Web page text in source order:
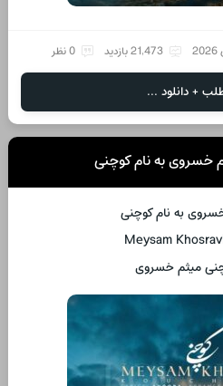
21,473 بازدید 0 نظر
+ دانلود ...
خسروی به نام کوچنی
به نام کوچنی
Meysam
میثم خسروی